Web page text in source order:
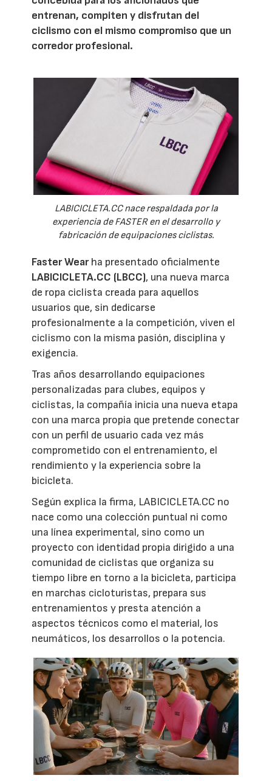
entrenan, compiten y disfrutan del
ciclismo con el mismo compromiso que un
corredor profesional.
LABICICLETA.CC nace respaldada por la
experiencia de FASTER en el desarrollo y
fabricación de equipaciones ciclistas.
Faster Wearha presentado oficialmente
LABICICLETA.CC (LBCC), una nueva marca
de ropa ciclista creada para aquellos
usuarios que, sin dedicarse
profesionalmente a la competición, viven el
ciclismo con la misma pasión, disciplina y
exigencia.
Tras años desarrollando equipaciones
personalizadas para clubes, equipos y
ciclistas, la compañía inicia una nueva etapa
con una marca propia que pretende conectar
con un perfil de usuario cada vez más
comprometido con el entrenamiento, el
rendimiento y la experiencia sobre la
bicicleta.
Según explica la firma, LABICICLETA.CC no
nace como una colección puntual ni como
una línea experimental, sino como un
proyecto con identidad propia dirigido a una
comunidad de ciclistas que organiza su
tiempo libre en torno a la bicicleta, participa
en marchas cicloturistas, prepara sus
entrenamientos y presta atención a
aspectos técnicos como el material, los
neumáticos, los desarrollos o la potencia.